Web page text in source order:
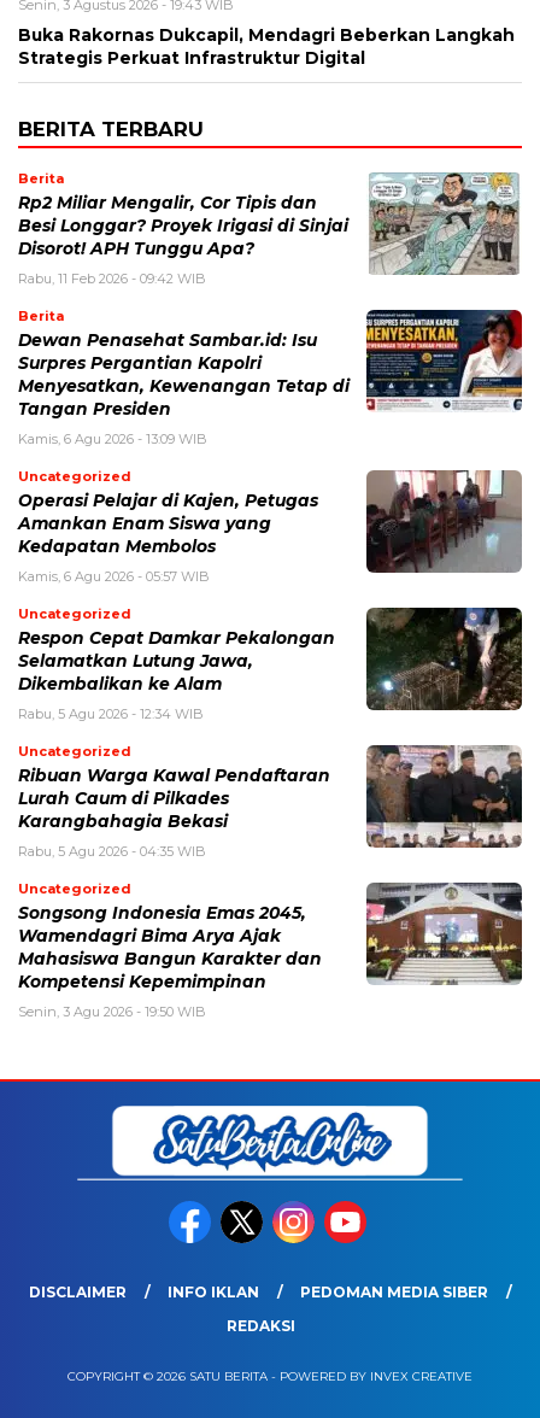
Senin, 3 Agustus 2026 - 19:43 WIB
Buka Rakornas Dukcapil, Mendagri Beberkan Langkah
Strategis Perkuat Infrastruktur Digital
BERITA TERBARU
Berita
Rp2 Miliar Mengalir, Cor Tipis dan
Besi Longgar? Proyek Irigasi di Sinjai
Disorot! APH Tunggu Apa?
Rabu, 11 Feb 2026 - 09:42 WIB
Berita
Dewan Penasehat Sambar.id: Isu
Surpres Pergantian Kapolri
Menyesatkan, Kewenangan Tetap di
Tangan Presiden
Kamis, 6 Agu 2026 - 13:09 WIB
Uncategorized
Operasi Pelajar di Kajen, Petugas
Amankan Enam Siswa yang
Kedapatan Membolos
Kamis, 6 Agu 2026 - 05:57 WIB
Uncategorized
Respon Cepat Damkar Pekalongan
Selamatkan Lutung Jawa,
Dikembalikan ke Alam
Rabu, 5 Agu 2026 - 12:34 WIB
Uncategorized
Ribuan Warga Kawal Pendaftaran
Lurah Caum di Pilkades
Karangbahagia Bekasi
Rabu, 5 Agu 2026 - 04:35 WIB
Uncategorized
Songsong Indonesia Emas 2045,
Wamendagri Bima Arya Ajak
Mahasiswa Bangun Karakter dan
Kompetensi Kepemimpinan
Senin, 3 Agu 2026 - 19:50 WIB
DISCLAIMER INFO IKLAN
PEDOMAN MEDIA SIBER
REDAKSI
COPYRIGHT © 2026 SATU BERITA - POWERED BY INVEX CREATIVE